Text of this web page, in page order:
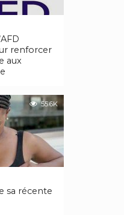
renforcer
aux
55.6K
sa récente